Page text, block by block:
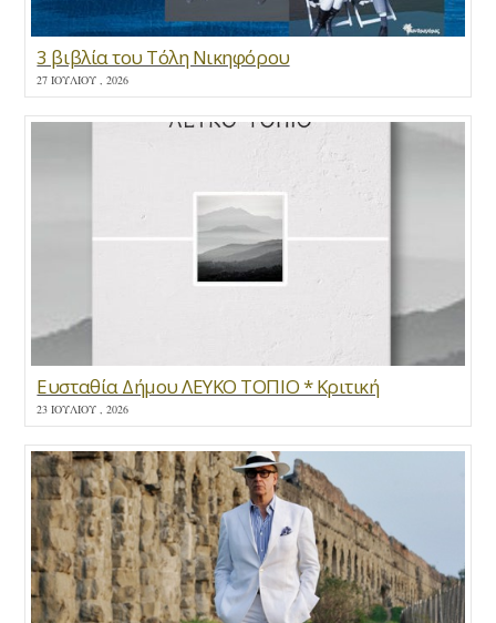
3 βιβλία του Τόλη Νικηφόρου
27 ΙΟΥΛΊΟΥ , 2026
Ευσταθία Δήμου ΛΕΥΚΟ ΤΟΠΙΟ * Κριτική
23 ΙΟΥΛΊΟΥ , 2026